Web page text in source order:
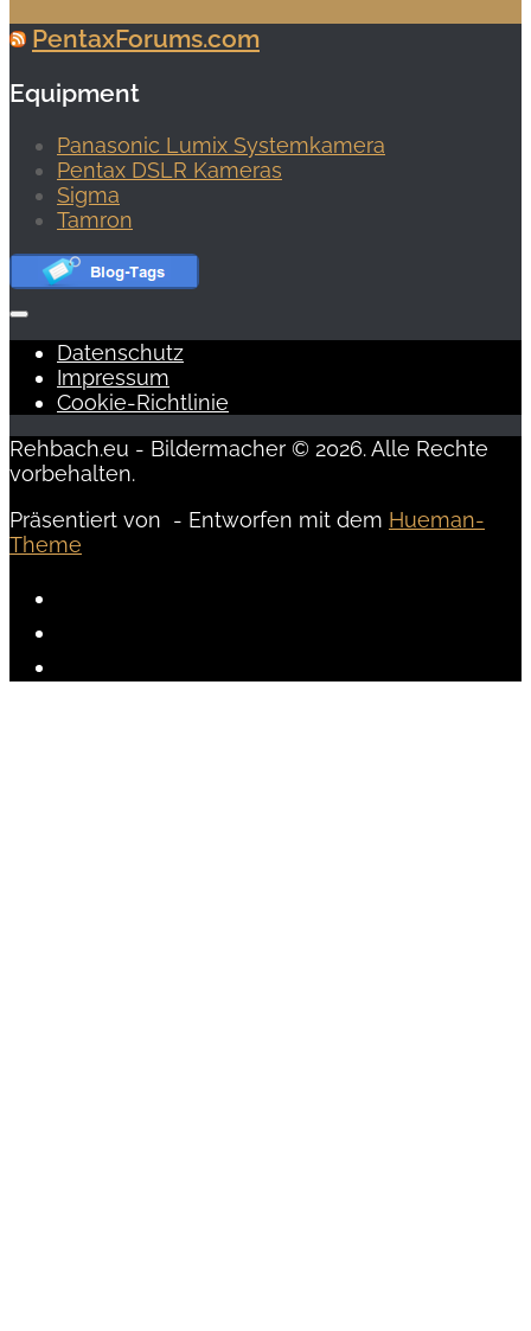
PentaxForums.com
Equipment
Panasonic Lumix Systemkamera
Pentax DSLR Kameras
Sigma
Tamron
Datenschutz
Impressum
Cookie-Richtlinie
Rehbach.eu - Bildermacher © 2026. Alle Rechte
vorbehalten.
Präsentiert von - Entworfen mit dem Hueman-
Theme